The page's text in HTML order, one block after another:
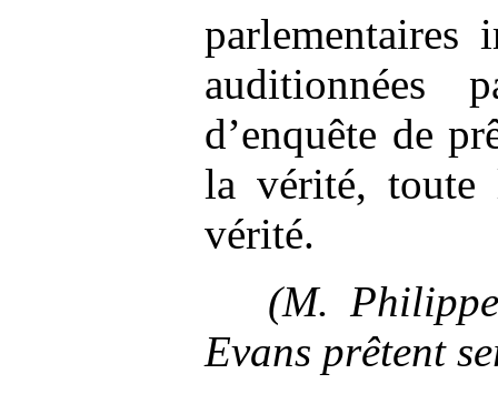
parlementaires
auditionnées
d’enquête de
la vérité,
vérité.
(M.
Evans prêtent